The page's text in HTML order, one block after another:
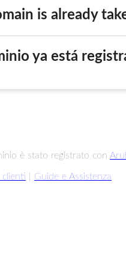
is already
ya está
è stato registrato con
clienti Guide e Assistenza